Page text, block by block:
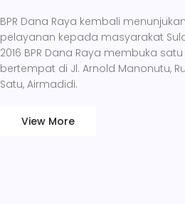
BPR Dana Raya kembali
pelayanan kepada masyarakat
2016 BPR Dana Raya membuka
bertempat di Jl. Arnold Manonutu,
Satu, Airmadidi.
View More